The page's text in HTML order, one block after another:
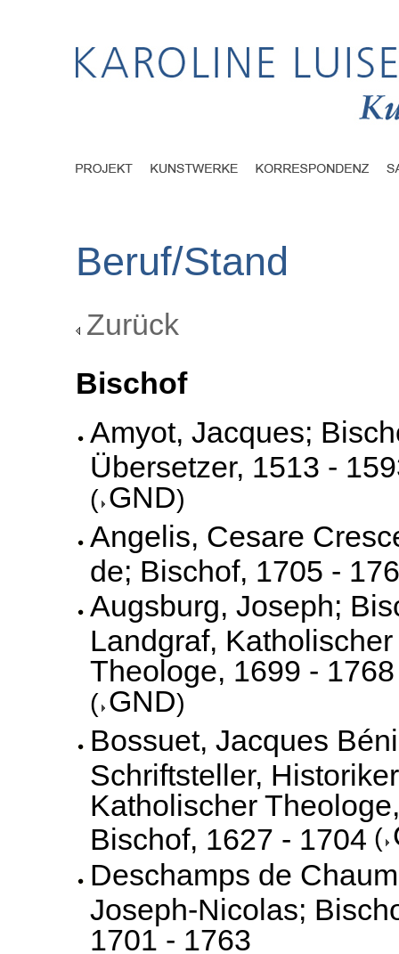
Beruf/Stand
Zurück
Bischof
Amyot, Jacques;
Übersetzer, 1513 -
( GND)
Angelis, Cesare
de; Bischof, 1705 -
Augsburg, Joseph;
Landgraf, Katholischer
Theologe, 1699 - 1768
( GND)
Bossuet, Jacques
Schriftsteller,
Katholischer Theologe,
Bischof, 1627 - 1704 (
Deschamps de
Joseph-Nicolas;
1701 - 1763